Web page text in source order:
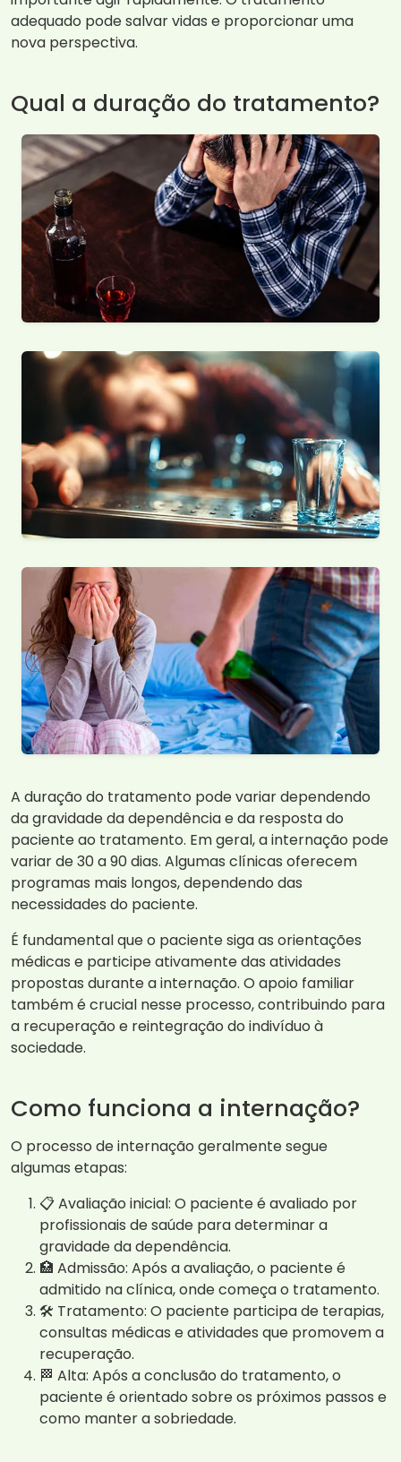
adequado pode salvar vidas e proporcionar uma
nova perspectiva.
Qual a duração do tratamento?
A duração do tratamento pode variar dependendo
da gravidade da dependência e da resposta do
paciente ao tratamento. Em geral, a internação pode
variar de 30 a 90 dias. Algumas clínicas oferecem
programas mais longos, dependendo das
necessidades do paciente.
É fundamental que o paciente siga as orientações
médicas e participe ativamente das atividades
propostas durante a internação. O apoio familiar
também é crucial nesse processo, contribuindo para
a recuperação e reintegração do indivíduo à
sociedade.
Como funciona a internação?
O processo de internação geralmente segue
algumas etapas:
📋 Avaliação inicial: O paciente é avaliado por
profissionais de saúde para determinar a
gravidade da dependência.
🏥 Admissão: Após a avaliação, o paciente é
admitido na clínica, onde começa o tratamento.
🛠️ Tratamento: O paciente participa de terapias,
consultas médicas e atividades que promovem a
recuperação.
🏁 Alta: Após a conclusão do tratamento, o
paciente é orientado sobre os próximos passos e
como manter a sobriedade.